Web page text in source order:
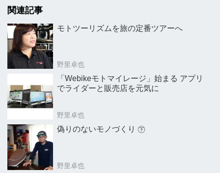
関連記事
モトツーリズムを旅の定番ツアーへ
野里卓也
「Webikeモトマイレージ」始まる アプリ
でライダーと販売店を元気に
野里卓也
偽りのないモノづくり ㊦
野里卓也